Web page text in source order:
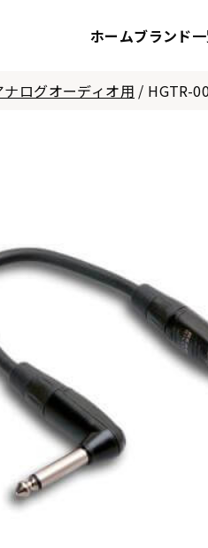
ホームブランド
ナログオーディオ用 / HGTR-